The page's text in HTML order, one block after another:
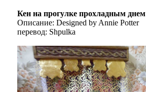
Кен на прогулке прохладным днем
Описание: Designed by Annie Potter
перевод: Shpulka